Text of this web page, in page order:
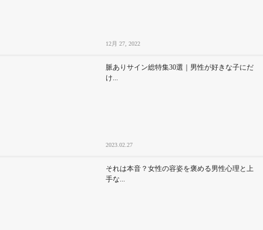
12月 27, 2022
脈ありサイン総特集30選｜男性が好きな子にだ
け...
2023.02.27
それは本音？女性の容姿を褒める男性心理と上
手な...